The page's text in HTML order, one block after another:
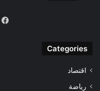
Categories
اقتصاد
رياضة